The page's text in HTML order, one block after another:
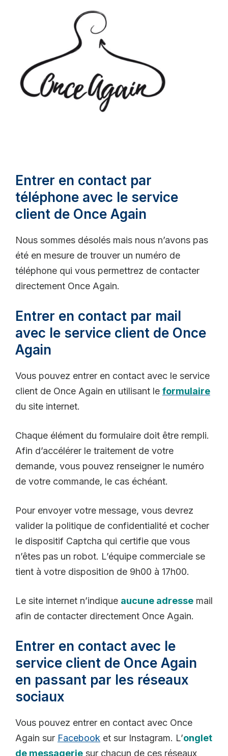
Entrer en contact par
téléphone avec le service
client de Once Again
Nous sommes désolés mais nous n’avons pas
été en mesure de trouver un numéro de
téléphone qui vous permettrez de contacter
directement Once Again.
Entrer en contact par mail
avec le service client de Once
Again
Vous pouvez entrer en contact avec le service
client de Once Again en utilisant le formulaire
du site internet.
Chaque élément du formulaire doit être rempli.
Afin d’accélérer le traitement de votre
demande, vous pouvez renseigner le numéro
de votre commande, le cas échéant.
Pour envoyer votre message, vous devrez
valider la politique de confidentialité et cocher
le dispositif Captcha qui certifie que vous
n’êtes pas un robot. L’équipe commerciale se
tient à votre disposition de 9h00 à 17h00.
Le site internet n’indique aucune adresse mail
afin de contacter directement Once Again.
Entrer en contact avec le
service client de Once Again
en passant par les réseaux
sociaux
Vous pouvez entrer en contact avec Once
Again sur Facebook et sur Instagram. L’onglet
de messagerie sur chacun de ces réseaux